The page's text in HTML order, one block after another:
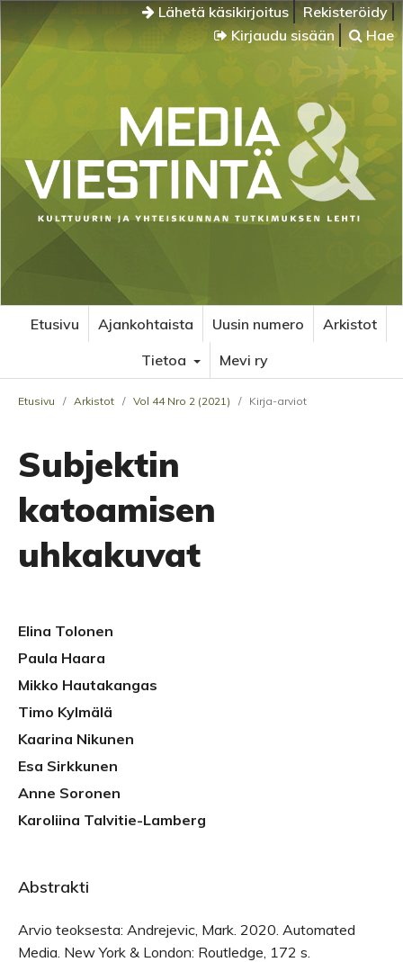
Lähetä käsikirjoitus
Rekisteröidy
Kirjaudu sisään
Hae
Etusivu Ajankohtaista Uusin numero
Arkistot
Tietoa
Mevi ry
Etusivu / Arkistot / Vol 44 Nro 2 (2021) / Kirja-arviot
Subjektin
katoamisen
uhkakuvat
Elina Tolonen
Paula Haara
Mikko Hautakangas
Timo Kylmälä
Kaarina Nikunen
Esa Sirkkunen
Anne Soronen
Karoliina Talvitie-Lamberg
Abstrakti
Arvio teoksesta: Andrejevic, Mark. 2020. Automated
Media. New York & London: Routledge, 172 s.